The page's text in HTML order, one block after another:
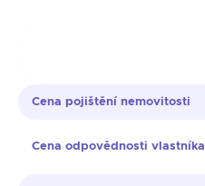
Cena pojištění nemovitosti
Cena odpovědnosti vlastníka